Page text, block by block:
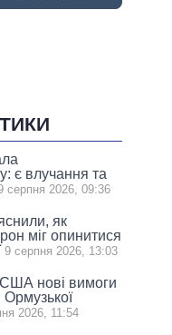
є влучання та
серпня 2026, 09:36
як
міг опинитися
9 серпня 2026, 13:03
США нові вимоги
Ормузької
2026, 11:54